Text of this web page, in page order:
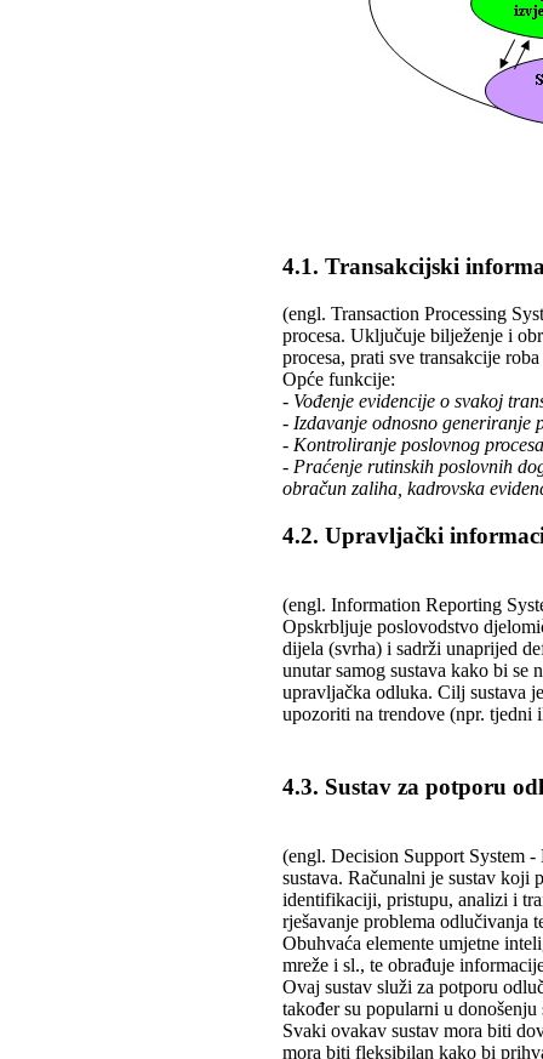
4.1. Transakcijski
(engl. Transaction Processing
procesa. Uključuje bilježenje i
procesa, prati sve transakcije
Opće funkcije:
- Vođenje evidencije o svakoj
- Izdavanje odnosno generiranje
- Kontroliranje poslovnog procesa
- Praćenje rutinskih poslovnih
obračun zaliha, kadrovska
4.2. Upravljački
(engl. Information Reporting
Opskrbljuje poslovodstvo
dijela (svrha) i sadrži unaprijed
unutar samog sustava kako bi se
upravljačka odluka. Cilj sustava
upozoriti na trendove (npr. tjedni
4.3. Sustav za potporu
(engl. Decision Support System
sustava. Računalni je sustav koji
identifikaciji, pristupu, analizi i
rješavanje problema odlučivanja
Obuhvaća elemente umjetne
mreže i sl., te obrađuje
Ovaj sustav služi za potporu
također su popularni u
Svaki ovakav sustav mora biti
mora biti fleksibilan kako bi